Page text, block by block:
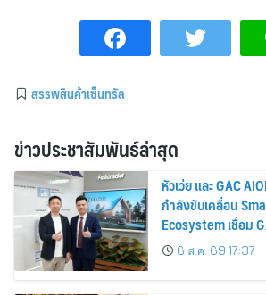
สรรพสินค้าเซ็นทรัล
ข่าวประชาสัมพันธ์ล่าสุด
หัวเว่ย และ GAC
กำลังขับเคลื่อน
Ecosystem เชื่อม
รถยนต์ MPV ระดับพ
พลังงานแสงอาทิตย์
6 ส.ค. 69 17:37